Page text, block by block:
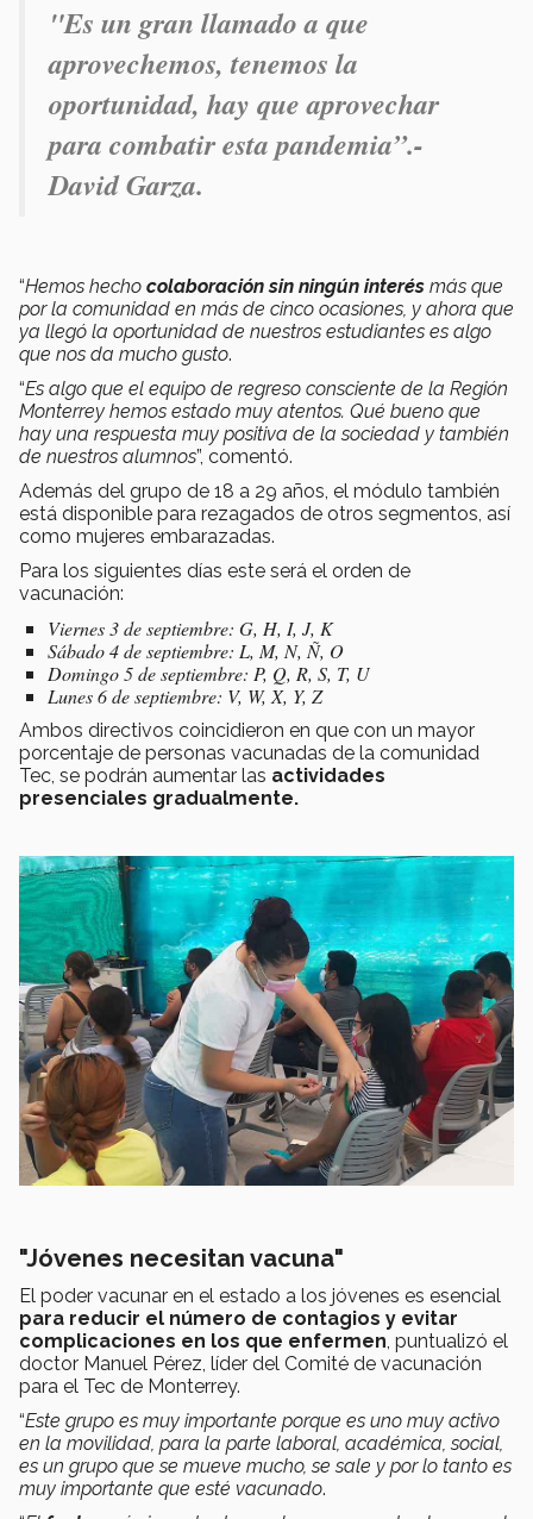
"Es un gran llamado a que
aprovechemos, tenemos la
oportunidad, hay que aprovechar
para combatir esta pandemia”.-
David Garza.
“Hemos hecho colaboración sin ningún interés más que
por la comunidad en más de cinco ocasiones, y ahora que
ya llegó la oportunidad de nuestros estudiantes es algo
que nos da mucho gusto.
“Es algo que el equipo de regreso consciente de la Región
Monterrey hemos estado muy atentos. Qué bueno que
hay una respuesta muy positiva de la sociedad y también
de nuestros alumnos”, comentó.
Además del grupo de 18 a 29 años, el módulo también
está disponible para rezagados de otros segmentos, así
como mujeres embarazadas.
Para los siguientes días este será el orden de
vacunación:
Viernes 3 de septiembre: G, H, I, J, K
Sábado 4 de septiembre: L, M, N, Ñ, O
Domingo 5 de septiembre: P, Q, R, S, T, U
Lunes 6 de septiembre: V, W, X, Y, Z
Ambos directivos coincidieron en que con un mayor
porcentaje de personas vacunadas de la comunidad
Tec, se podrán aumentar las actividades
presenciales gradualmente.
"Jóvenes necesitan vacuna"
El poder vacunar en el estado a los jóvenes es esencial
para reducir el número de contagios y evitar
complicaciones en los que enfermen, puntualizó el
doctor Manuel Pérez, líder del Comité de vacunación
para el Tec de Monterrey.
“Este grupo es muy importante porque es uno muy activo
en la movilidad, para la parte laboral, académica, social,
es un grupo que se mueve mucho, se sale y por lo tanto es
muy importante que esté vacunado.